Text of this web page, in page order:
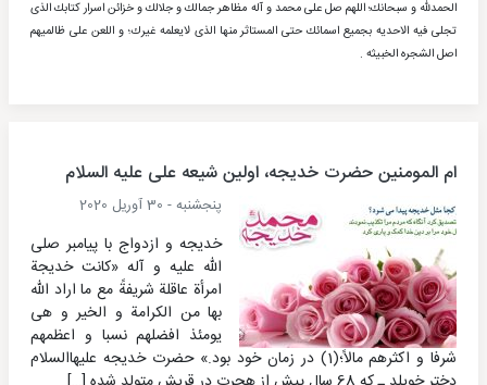
الحمدلله و سبحانك؛ اللهم صل علی محمد و آله مظاهر جمالك و جلالك و خزائن اسرار كتابك الذی
تجلی فیه الاحدیه بجمیع اسمائك حتی المستاثر منها الذی لایعلمه غیرك؛ و اللعن علی ظالمیهم
اصل الشجره الخبیثه .
ام المومنین حضرت خدیجه، اولین شیعه علی علیه السلام
پنجشنبه - 30 آوریل 2020
خدیجه و ازدواج با پیامبر صلی
الله علیه و آله «کانت خدیجة
امرأة عاقلة شریفةً مع ما اراد الله
بها من الکرامة و الخیر و هی
یومئذ افضلهم نسبا و اعظمهم
شرفا و اکثرهم مالاً؛(1) در زمان خود بود.» حضرت خدیجه علیهاالسلام